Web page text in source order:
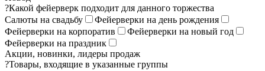
?Какой фейерверк подходит для данного торжества
Салюты на свадьбу
Фейерверки на день рождения
Фейерверки на корпоратив
Фейерверки на новый год
Фейерверки на праздник
Акции, новинки, лидеры продаж
?Товары, входящие в указанные группы